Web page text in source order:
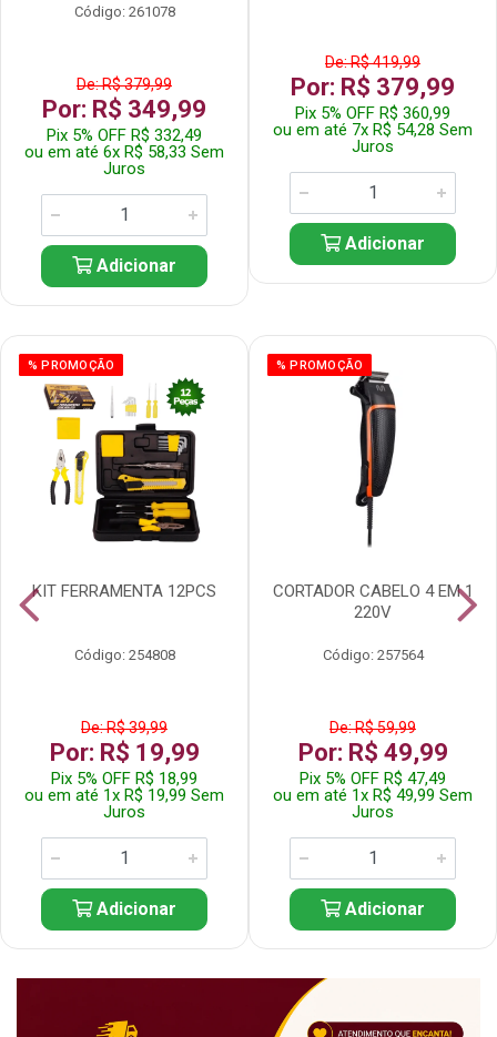
Código: 261078
De: R$ 379,99
Por: R$ 349,99
Pix 5% OFF R$ 332,49
ou em até 6x R$ 58,33 Sem
Juros
Adicionar
De: R$ 419,99
Por: R$ 379,99
Pix 5% OFF R$ 360,99
ou em até 7x R$ 54,28 Sem
Juros
Adicionar
% PROMOÇÃO
KIT FERRAMENTA 12PCS
Código: 254808
De: R$ 39,99
Por: R$ 19,99
Pix 5% OFF R$ 18,99
ou em até 1x R$ 19,99 Sem
Juros
Adicionar
% PROMOÇÃO
CORTADOR CABELO 4 EM 1
220V
Código: 257564
De: R$ 59,99
Por: R$ 49,99
Pix 5% OFF R$ 47,49
ou em até 1x R$ 49,99 Sem
Juros
Adicionar